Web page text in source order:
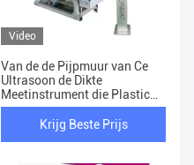
Video
Van de de Pijpmuur van Ce
Ultrasoon de Dikte
Meetinstrument die Plastic
Pijp meten
Krijg Beste Prijs